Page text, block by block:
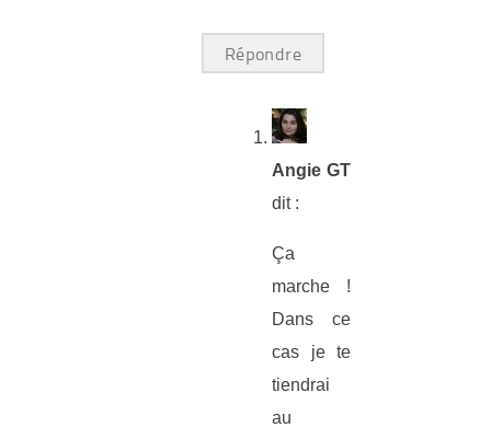
Répondre
Angie GT
dit :
Ça
marche !
Dans ce
cas je te
tiendrai
au